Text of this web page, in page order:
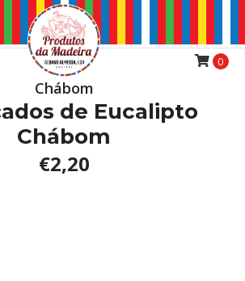
0
Chábom
de Eucalipto
Chábom
€2,20